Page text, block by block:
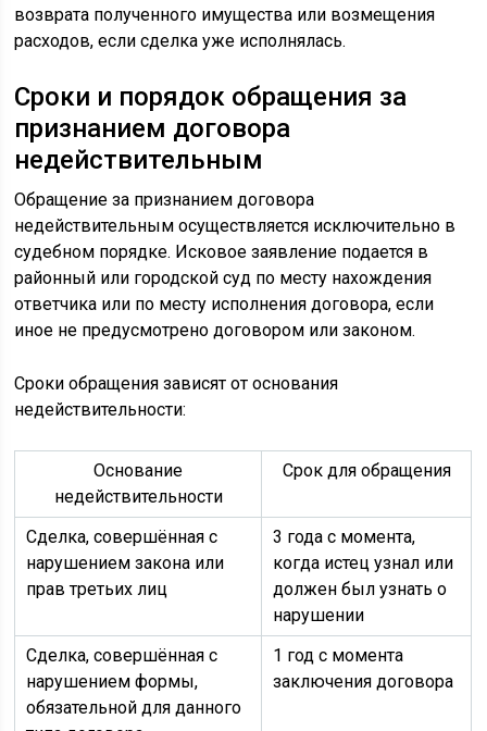
возврата полученного имущества или возмещения
расходов, если сделка уже исполнялась.
Сроки и порядок обращения за
признанием договора
недействительным
Обращение за признанием договора
недействительным осуществляется исключительно в
судебном порядке. Исковое заявление подается в
районный или городской суд по месту нахождения
ответчика или по месту исполнения договора, если
иное не предусмотрено договором или законом.
Сроки обращения зависят от основания
недействительности:
Основание
недействительности
Срок для обращения
Сделка, совершённая с
нарушением закона или
прав третьих лиц
3 года с момента,
когда истец узнал или
должен был узнать о
нарушении
Сделка, совершённая с
нарушением формы,
обязательной для данного
1 год с момента
заключения договора